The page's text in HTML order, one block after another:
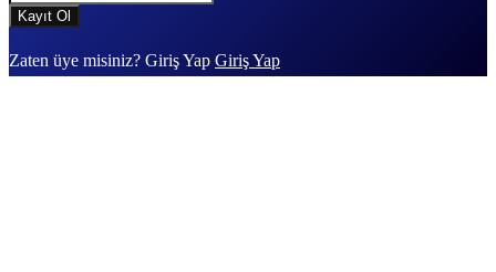
Zaten üye misiniz? Giriş Yap Giriş Yap